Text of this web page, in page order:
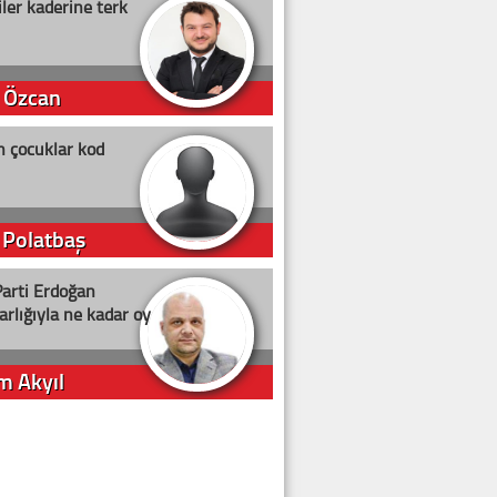
kaderine terk
çocuklar kod
Erdoğan
ne kadar oy
Akyıl